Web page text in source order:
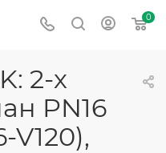
0
2-х
PN16
V120),